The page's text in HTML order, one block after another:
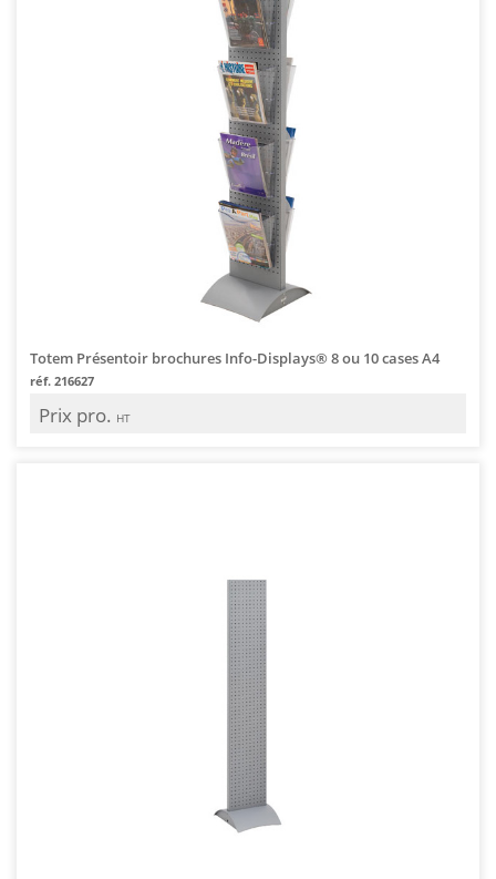
Totem Présentoir brochures Info-Displays® 8 ou 10 cases A4
réf. 216627
Prix pro. HT